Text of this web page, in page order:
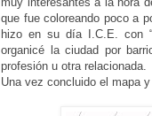
que fue coloreando poco a
hizo en su día I.C.E. con “
organicé la ciudad por
profesión u otra relacionada.
Una vez concluido el mapa